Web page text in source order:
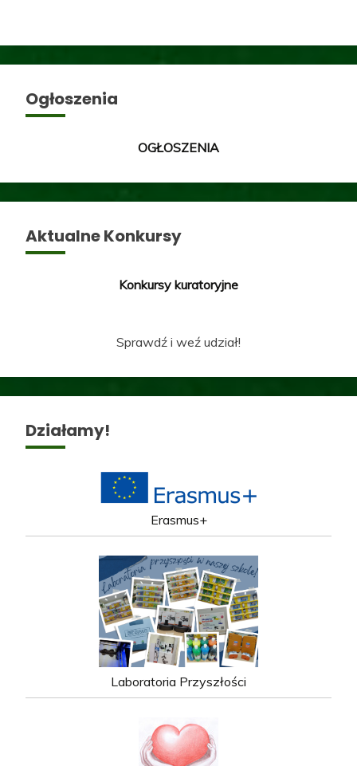
Ogłoszenia
OGŁOSZENIA
Aktualne Konkursy
Konkursy kuratoryjne
Sprawdź i weź udział!
Działamy!
Erasmus+
Laboratoria Przyszłości